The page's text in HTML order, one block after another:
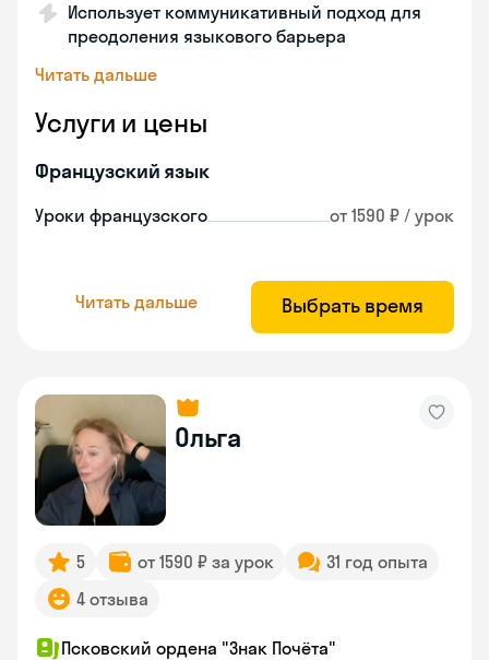
Использует коммуникативный подход для
преодоления языкового барьера
Читать дальше
Услуги и цены
Французский язык
Уроки французского от 1590 ₽ / урок
Читать дальше Выбрать время
Ольга
5 от 1590 ₽ за урок
31 год опыта
4 отзыва
Псковский ордена "Знак Почёта"